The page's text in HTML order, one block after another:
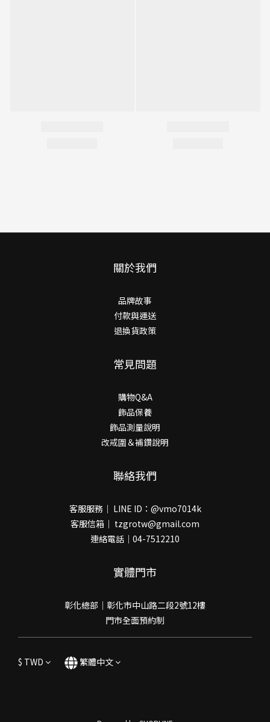
關於我們
品牌故事
付款與運送
退換貨政策
常見問題
購物Q&A
飾品保養
飾品測量說明
改戒圍＆補鑽說明
聯絡我們
客服服務｜ LINE ID：@vmo7014k
客服信箱｜ tzgrotw@gmail.com
連絡電話｜04-7512210
實體門市
彰化總部｜彰化市中山路二段2號12樓
門市全面預約制
$ TWD 繁體中文